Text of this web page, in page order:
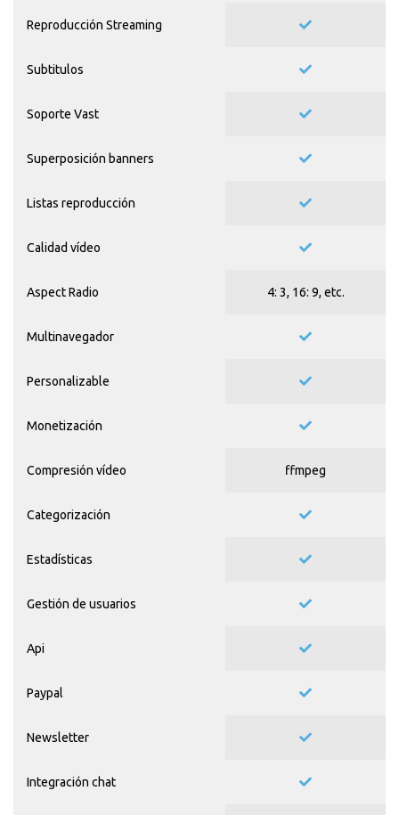
Reproducción Streaming
Subtitulos
Soporte Vast
Superposición banners
Listas reproducción
Calidad vídeo
Aspect Radio 4: 3, 16: 9, etc.
Multinavegador
Personalizable
Monetización
Compresión vídeo ffmpeg
Categorización
Estadísticas
Gestión de usuarios
Api
Paypal
Newsletter
Integración chat